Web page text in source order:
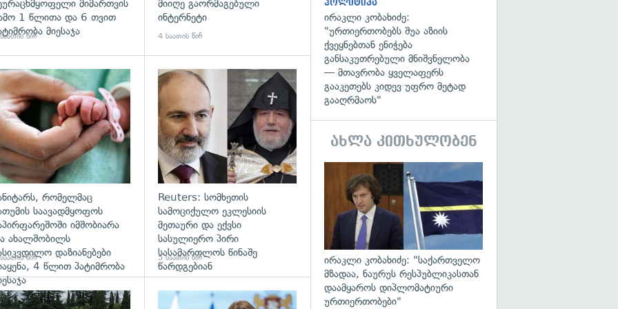
მიმართვის
1 წლითა და 6 თვით
მიესაჯა
წინ
მიიღე გაორმაგებული
ინტერნეტი
4 საათის წინ
გადახედვა
რომელმაც
საავადმყოფოს
იმშობიარა
ახალშობილს
დაზიანებები
4 წლით პატიმრობა
წინ
გადახედვა
Reuters: სომხეთის
სამოციქულო ეკლესიის
მეთაური და ექვსი
სასულიერო პირი
სასამართლოს წინაშე
წარდგებიან
5 საათის წინ
გადახედვა
პოლიტიკა
ირაკლი კობახიძე:
"ურთიერთობებს შუა აზიის
ქვეყნებთან ენიჭება
განსაკუთრებული მნიშვნელობა
— მთავრობა ყველაფერს
გააკეთებს კიდევ უფრო მეტად
გააღრმაოს"
ახლა კითხულობენ
ირაკლი კობახიძე: "საქართველო
მზადაა, ნაურუს რესპუბლიკასთან
დაამყაროს დიპლომატიური
ურთიერთობები"